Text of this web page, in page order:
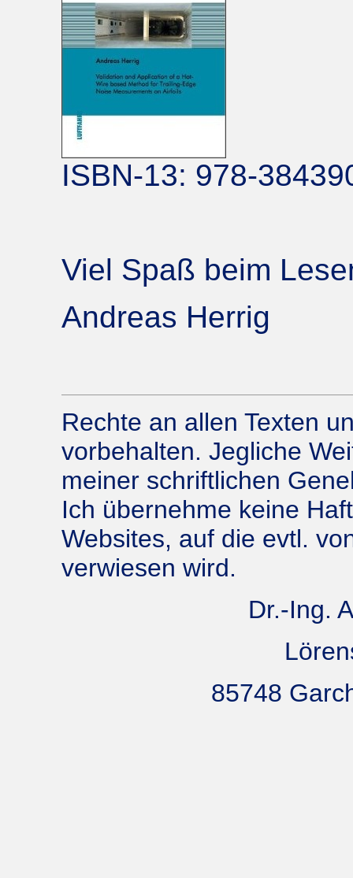
ISBN-13: 978-
Viel Spaß beim
Andreas Herrig
Rechte an allen Texten
vorbehalten. Jegliche
meiner schriftlichen
Ich übernehme keine
Websites, auf die evtl.
verwiesen wird.
Dr.-Ing.
85748